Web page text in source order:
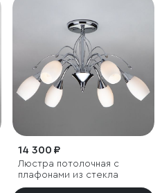
14 300 ₽
Люстра потолочная с
плафонами из стекла